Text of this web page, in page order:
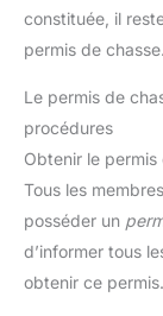
constituée, il
permis de chasse.
Le permis de
procédures
Obtenir le permis
Tous les
posséder un
d’informer tous
obtenir ce permis.